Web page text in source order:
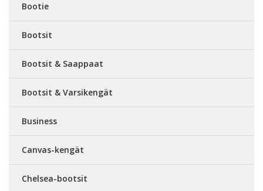
Bootie
Bootsit
Bootsit & Saappaat
Bootsit & Varsikengät
Business
Canvas-kengät
Chelsea-bootsit